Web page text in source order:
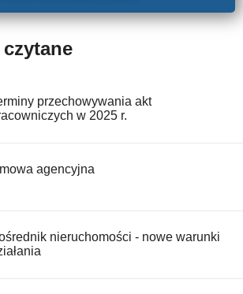
przechowywania akt
w 2025 r.
agencyjna
nieruchomości - nowe warunki